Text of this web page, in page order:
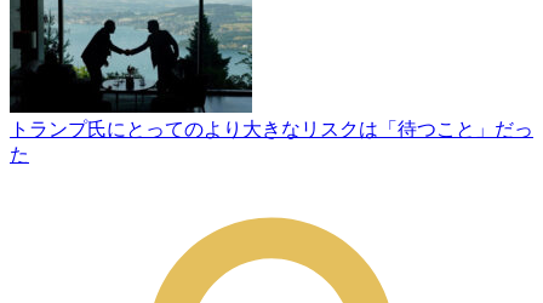
トランプ氏にとってのより大きなリスクは「待つこと」だっ
た